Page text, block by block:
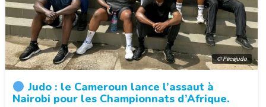
© Fecajudo
Judo : le Cameroun lance l’assaut à
Nairobi pour les Championnats d’Afrique.